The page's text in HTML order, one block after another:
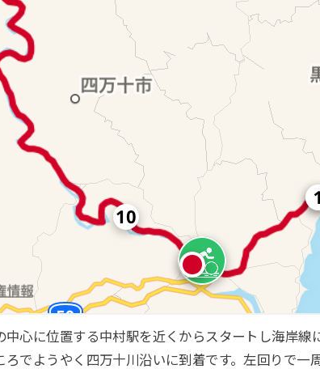
中心に位置する中村駅を近くからスタートし海岸線
ろでようやく四万十川沿いに到着です。左回りで一